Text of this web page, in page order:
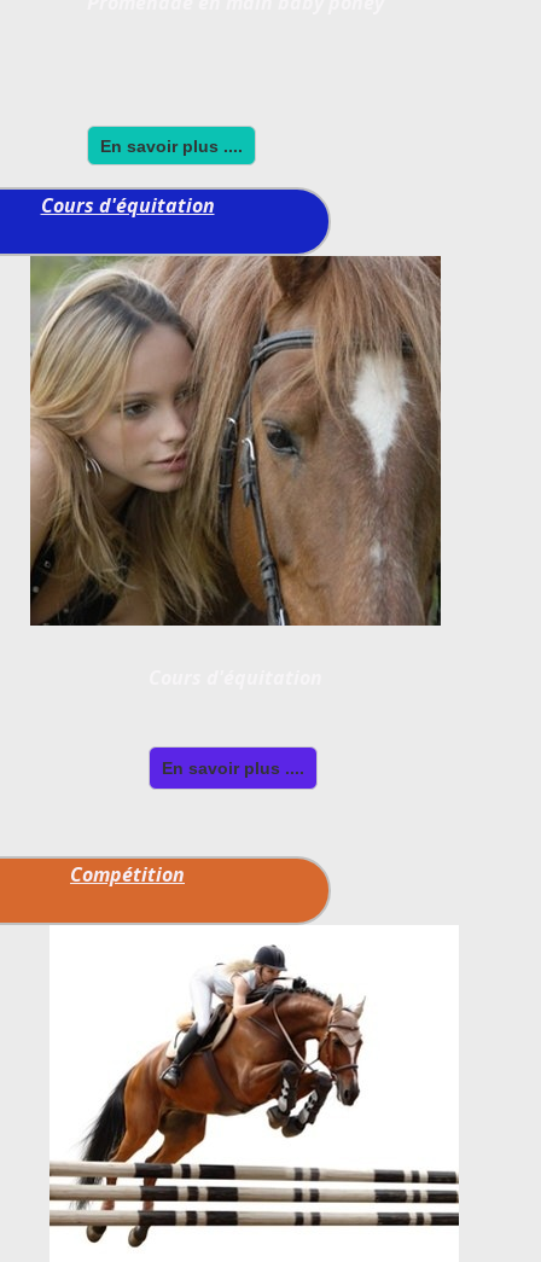
En savoir plus ....
Cours d'équitation
En savoir plus ....
Compétition